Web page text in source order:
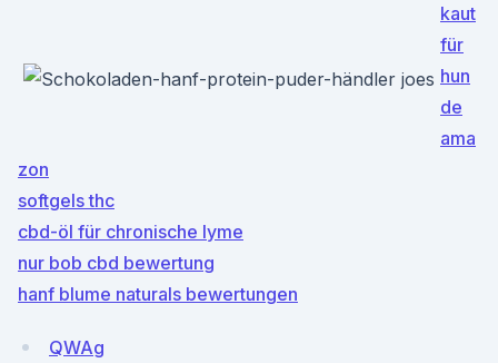
kaut
für
hun
de
ama
zon
softgels thc
cbd-öl für chronische lyme
nur bob cbd bewertung
hanf blume naturals bewertungen
QWAg